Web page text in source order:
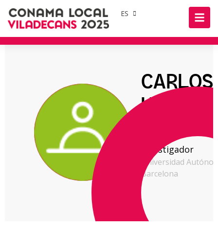
ES
CARLOS
Investigador
Universidad
Barcelona